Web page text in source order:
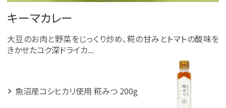
キーマカレー
大豆のお肉と野菜をじっくり炒め、糀の甘みとトマトの酸味を
きかせたコク深ドライカ...
魚沼産コシヒカリ使用 糀みつ 200g